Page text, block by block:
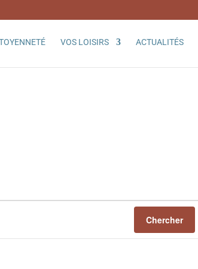
VOS LOISIRS ACTUALITÉS
Chercher